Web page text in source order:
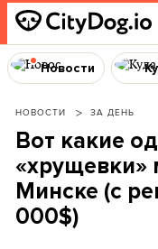
Новости
НОВОСТИ ЗА ДЕНЬ
Вот какие
«хрущевки»
Минске (с
000$)